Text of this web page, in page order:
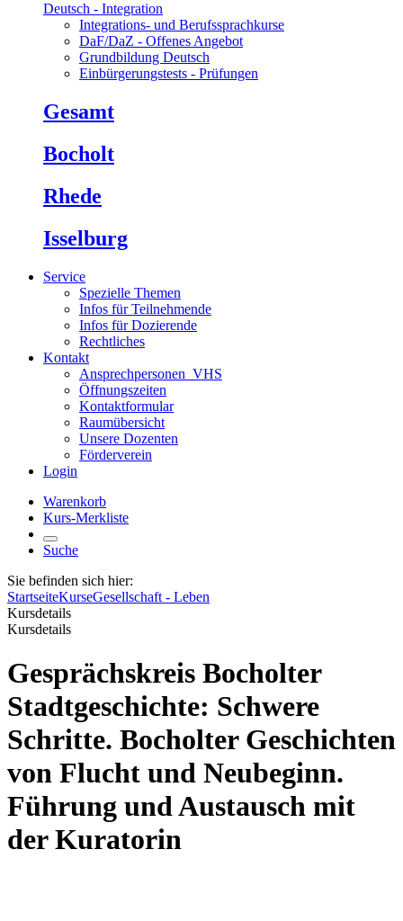
Deutsch - Integration
Integrations- und Berufssprachkurse
DaF/DaZ - Offenes Angebot
Grundbildung Deutsch
Einbürgerungstests - Prüfungen
Gesamt
Bocholt
Rhede
Isselburg
Service
Spezielle Themen
Infos für Teilnehmende
Infos für Dozierende
Rechtliches
Kontakt
Ansprechpersonen_VHS
Öffnungszeiten
Kontaktformular
Raumübersicht
Unsere Dozenten
Förderverein
Login
Warenkorb
Kurs-Merkliste
Suche
Sie befinden sich hier:
StartseiteKurseGesellschaft - Leben
Kursdetails
Kursdetails
Gesprächskreis Bocholter
Stadtgeschichte: Schwere
Schritte. Bocholter Geschichten
von Flucht und Neubeginn.
Führung und Austausch mit
der Kuratorin